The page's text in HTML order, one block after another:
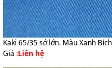
Kaki 65/35 sớ lớn. Màu Xanh Bích
Giá :Liên hệ